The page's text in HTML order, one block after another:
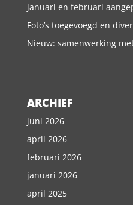
januari en februari
Foto’s toegevoegd en
Nieuw: samenwerking
ARCHIEF
juni 2026
april 2026
februari 2026
januari 2026
april 2025